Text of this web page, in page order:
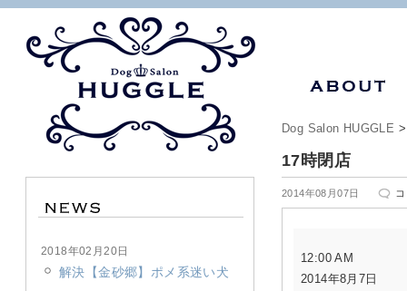
Dog Salon HUGGLE
17時閉店
2014年08月07日
17
時
時
閉
12:00 AM
2014年8月7日
2018年02月20日
解決【金砂郷】ポメ系迷い犬